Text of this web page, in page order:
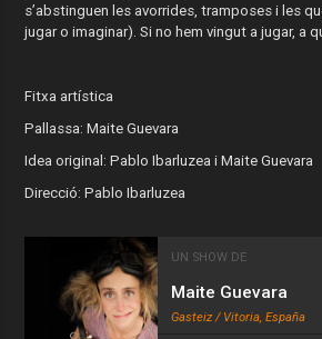
s’abstinguen les avorrides, tramposes i les
jugar o imaginar). Si no hem vingut a jugar, a
Fitxa artística
Pallassa: Maite Guevara
Idea original: Pablo Ibarluzea i Maite Guevara
Direcció: Pablo Ibarluzea
UN SHOW DE
Maite Guevara
Gasteiz / Vitoria, España